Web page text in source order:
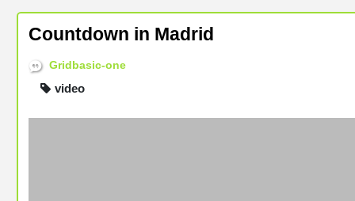
Countdown in Madrid
Gridbasic-one
video